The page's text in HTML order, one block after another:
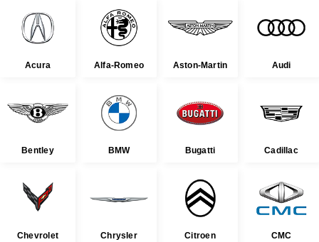
Acura Alfa-Romeo Aston-Martin Audi
Bentley BMW Bugatti Cadillac
Chevrolet Chrysler Citroen CMC